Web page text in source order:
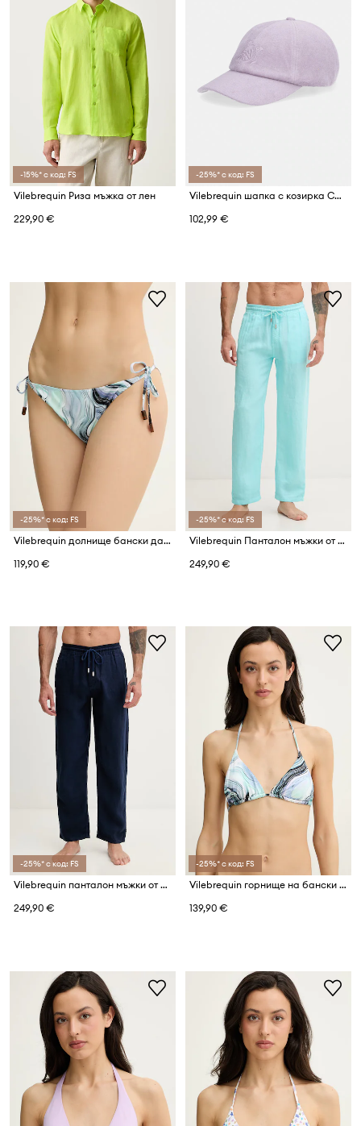
-15%* с код: FS
Vilebrequin Риза мъжка от лен
229,90 €
-25%* с код: FS
Vilebrequin шапка с козирка CASTLE
102,99 €
-25%* с код: FS
Vilebrequin долнище бански дамско FLORE
119,90 €
-25%* с код: FS
Vilebrequin Панталон мъжки от лен PACHA
249,90 €
-25%* с код: FS
Vilebrequin панталон мъжки от лен PACHA
249,90 €
-25%* с код: FS
Vilebrequin горнище на бански женско FLEUR
139,90 €